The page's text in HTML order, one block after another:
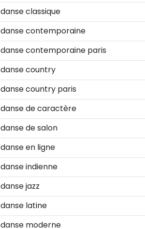
danse classique
danse contemporaine
danse contemporaine paris
danse country
danse country paris
danse de caractère
danse de salon
danse en ligne
danse indienne
danse jazz
danse latine
danse moderne